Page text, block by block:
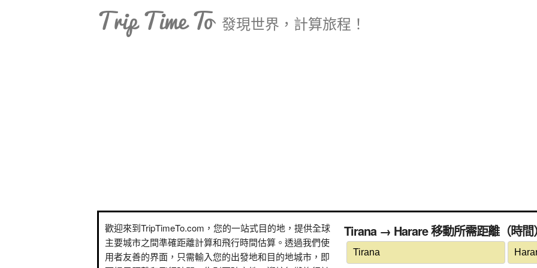
Trip Time To 發現世界，計算旅程！
歡迎來到TripTimeTo.com，您的一站式目的地，提供全球
主要城市之間準確距離計算和飛行時間估算。透過我們使
用者友善的界面，只需輸入您的出發地和目的地城市，即
Tirana → Harare 移動所需距離（時間